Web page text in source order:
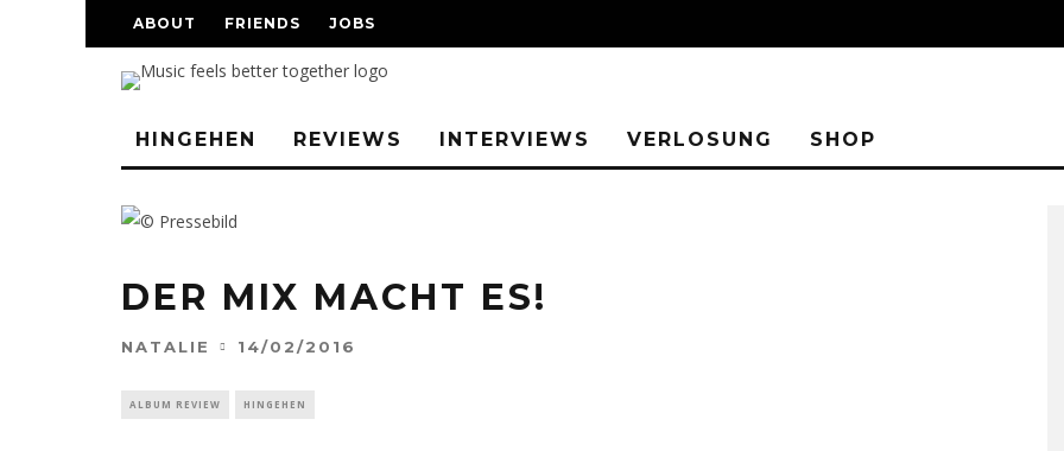
ABOUT FRIENDS JOBS
HINGEHEN REVIEWS INTERVIEWS VERLOSUNG SHOP
DER MIX MACHT ES!
NATALIE 14/02/2016
ALBUM REVIEW HINGEHEN